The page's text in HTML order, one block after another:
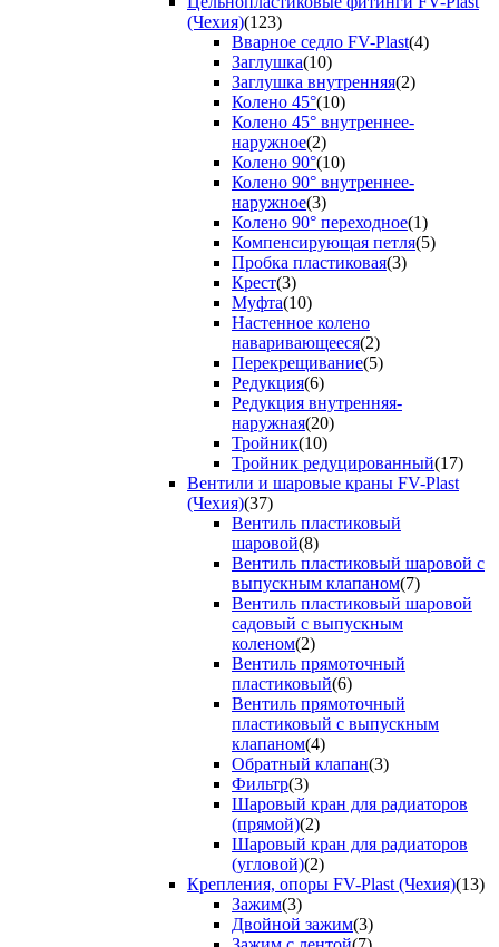
(Чехия)(123)
Вварное седло FV-Plast(4)
Заглушка(10)
Заглушка внутренняя(2)
Колено 45°(10)
Колено 45° внутреннее-
наружное(2)
Колено 90°(10)
Колено 90° внутреннее-
наружное(3)
Колено 90° переходное(1)
Компенсирующая петля(5)
Пробка пластиковая(3)
Крест(3)
Муфта(10)
Настенное колено
наваривающееся(2)
Перекрещивание(5)
Редукция(6)
Редукция внутренняя-
наружная(20)
Тройник(10)
Тройник редуцированный(17)
Вентили и шаровые краны FV-Plast
(Чехия)(37)
Вентиль пластиковый
шаровой(8)
Вентиль пластиковый шаровой с
выпускным клапаном(7)
Вентиль пластиковый шаровой
садовый с выпускным
коленом(2)
Вентиль прямоточный
пластиковый(6)
Вентиль прямоточный
пластиковый с выпускным
клапаном(4)
Обратный клапан(3)
Фильтр(3)
Шаровый кран для радиаторов
(прямой)(2)
Шаровый кран для радиаторов
(угловой)(2)
Крепления, опоры FV-Plast (Чехия)(13)
Зажим(3)
Двойной зажим(3)